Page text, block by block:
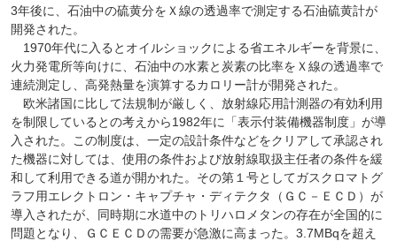
3年後に、石油中の硫黄分をＸ線の透過率で測定する石油硫黄計が
開発された。
1970年代に入るとオイルショックによる省エネルギーを背景に、
火力発電所等向けに、石油中の水素と炭素の比率をＸ線の透過率で
連続測定し、高発熱量を演算するカロリー計が開発された。
欧米諸国に比して法規制が厳しく、放射線応用計測器の有効利用
を制限しているとの考えから1982年に「表示付装備機器制度」が導
入された。この制度は、一定の設計条件などをクリアして承認され
た機器に対しては、使用の条件および放射線取扱主任者の条件を緩
和して利用できる道が開かれた。その第１号としてガスクロマトグ
ラフ用エレクトロン・キャプチャ・ディテクタ（ＧＣ－ＥＣＤ）が
導入されたが、同時期に水道中のトリハロメタンの存在が全国的に
問題となり、ＧＣＥＣＤの需要が急激に高まった。3.7MBqを超え